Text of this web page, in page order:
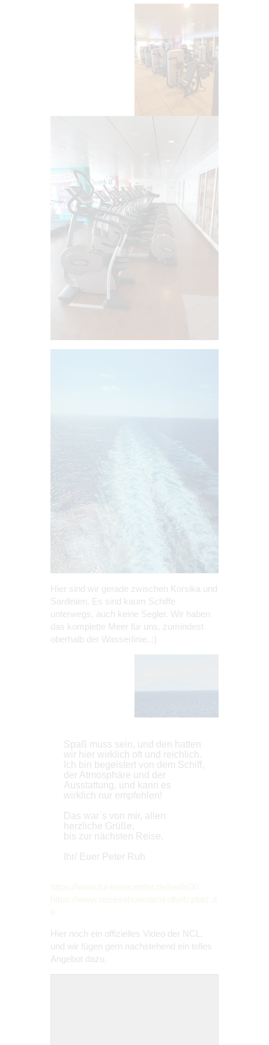
Hier sind wir gerade zwischen Korsika und
Sardinien. Es sind kaum Schiffe
unterwegs, auch keine Segler. Wir haben
das komplette Meer für uns, zumindest
oberhalb der Wasserlinie..:)
Spaß muss sein, und den hatten
wir hier wirklich oft und reichlich.
Ich bin begeistert von dem Schiff,
der Atmosphäre und der
Ausstattung, und kann es
wirklich nur empfehlen!
Das war`s von mir, allen
herzliche Grüße,
bis zur nächsten Reise,
Ihr/ Euer Peter Ruh
Hier noch ein offizielles Video der NCL,
und wir fügen gern nachstehend ein tolles
Angebot dazu,